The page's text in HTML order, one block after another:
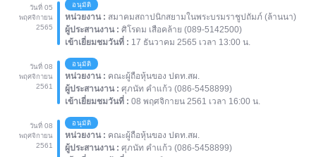
วันที่ 05
พฤศจิกายน
2565
อนุมัติ
หน่วยงาน : สมาคมสถาปนิกสยามในพระบรมราชูปถัมภ์ (ล้านนา)
ผู้ประสานงาน : ศิโรดม เสือคล้าย (089-5142500)
เข้าเยี่ยมชมวันที่ : 17 ธันวาคม 2565 เวลา 13:00 น.
วันที่ 08
พฤศจิกายน
2561
อนุมัติ
หน่วยงาน : คณะผู้ถือหุ้นของ ปตท.สผ.
ผู้ประสานงาน : ศุภนัท คำแก้ว (086-5458899)
เข้าเยี่ยมชมวันที่ : 08 พฤศจิกายน 2561 เวลา 16:00 น.
วันที่ 08
พฤศจิกายน
2561
อนุมัติ
หน่วยงาน : คณะผู้ถือหุ้นของ ปตท.สผ.
ผู้ประสานงาน : ศุภนัท คำแก้ว (086-5458899)